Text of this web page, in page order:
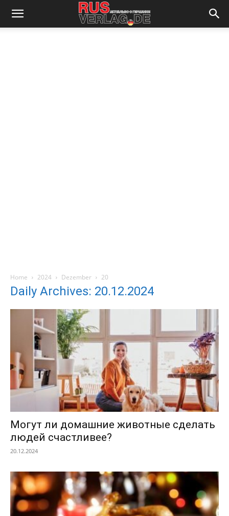
Home 2024 Dezember 20
Daily Archives: 20.12.2024
Могут ли домашние животные сделать
людей счастливее?
20.12.2024